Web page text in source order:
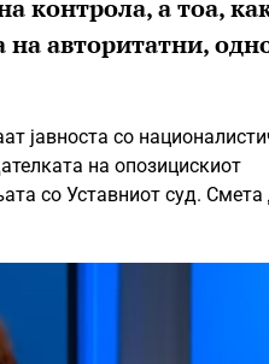
контрола, а тоа,
на авторитатни,
јавноста со
на опозицискиот
со Уставниот суд. Смета